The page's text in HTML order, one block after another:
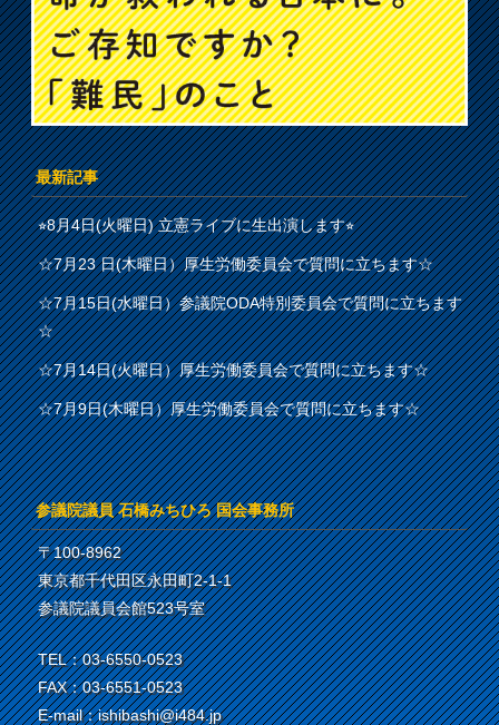
最新記事
⭐︎8月4日(火曜日) 立憲ライブに生出演します⭐︎
☆7月23 日(木曜日）厚生労働委員会で質問に立ちます☆
☆7月15日(水曜日）参議院ODA特別委員会で質問に立ちます
☆
☆7月14日(火曜日）厚生労働委員会で質問に立ちます☆
☆7月9日(木曜日）厚生労働委員会で質問に立ちます☆
参議院議員 石橋みちひろ 国会事務所
〒100-8962
東京都千代田区永田町2-1-1
参議院議員会館523号室
TEL：03-6550-0523
FAX：03-6551-0523
E-mail：ishibashi@i484.jp